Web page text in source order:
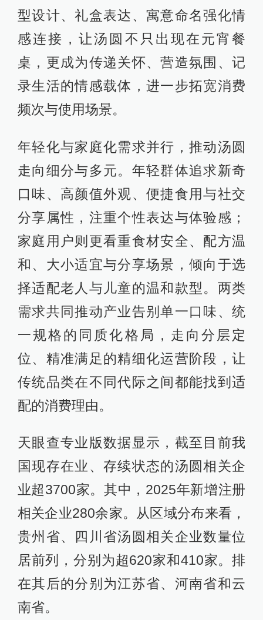
型设计、礼盒表达、寓意命名强化情
感连接，让汤圆不只出现在元宵餐
桌，更成为传递关怀、营造氛围、记
录生活的情感载体，进一步拓宽消费
频次与使用场景。
年轻化与家庭化需求并行，推动汤圆
走向细分与多元。年轻群体追求新奇
口味、高颜值外观、便捷食用与社交
分享属性，注重个性表达与体验感；
家庭用户则更看重食材安全、配方温
和、大小适宜与分享场景，倾向于选
择适配老人与儿童的温和款型。两类
需求共同推动产业告别单一口味、统
一规格的同质化格局，走向分层定
位、精准满足的精细化运营阶段，让
传统品类在不同代际之间都能找到适
配的消费理由。
天眼查专业版数据显示，截至目前我
国现存在业、存续状态的汤圆相关企
业超3700家。其中，2025年新增注册
相关企业280余家。从区域分布来看，
贵州省、四川省汤圆相关企业数量位
居前列，分别为超620家和410家。排
在其后的分别为江苏省、河南省和云
南省。